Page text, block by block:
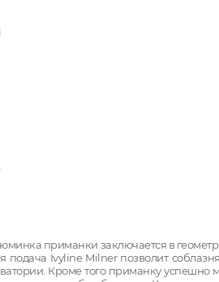
приманки заключается в
Ivyline Milner позволит
Кроме того приманку успешно